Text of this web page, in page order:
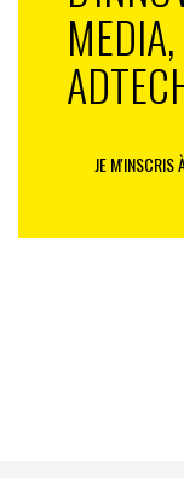
JE M'INSCRIS